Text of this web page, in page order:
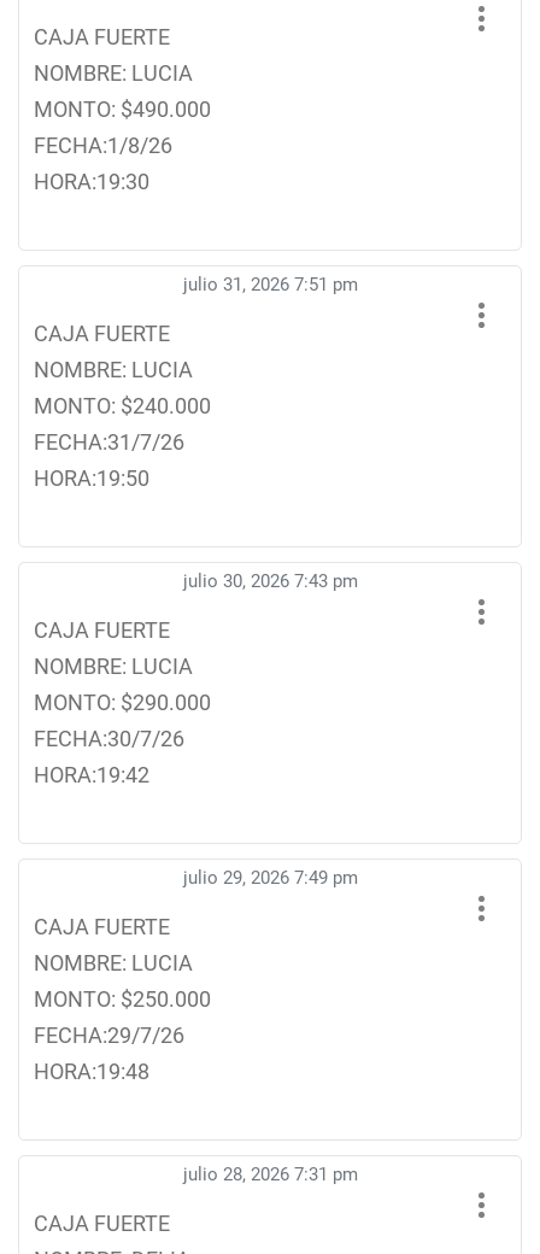
CAJA FUERTE
NOMBRE: LUCIA
MONTO: $490.000
FECHA:1/8/26
HORA:19:30
julio 31, 2026 7:51 pm
CAJA FUERTE
NOMBRE: LUCIA
MONTO: $240.000
FECHA:31/7/26
HORA:19:50
julio 30, 2026 7:43 pm
CAJA FUERTE
NOMBRE: LUCIA
MONTO: $290.000
FECHA:30/7/26
HORA:19:42
julio 29, 2026 7:49 pm
CAJA FUERTE
NOMBRE: LUCIA
MONTO: $250.000
FECHA:29/7/26
HORA:19:48
julio 28, 2026 7:31 pm
CAJA FUERTE